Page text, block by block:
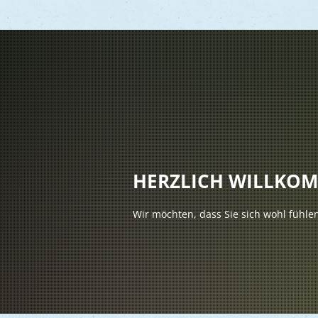
HERZLICH
Wir möchten, dass Sie sich wohl